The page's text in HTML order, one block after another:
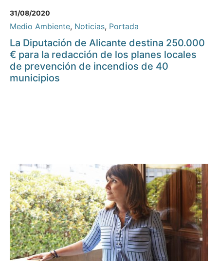
31/08/2020
Medio Ambiente, Noticias, Portada
La Diputación de Alicante destina 250.000
€ para la redacción de los planes locales
de prevención de incendios de 40
municipios